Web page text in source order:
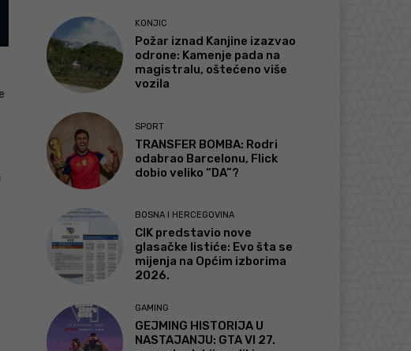
KONJIC
Požar iznad Kanjine izazvao
odrone: Kamenje pada na
magistralu, oštećeno više
vozila
SPORT
TRANSFER BOMBA: Rodri
odabrao Barcelonu, Flick
dobio veliko “DA”?
BOSNA I HERCEGOVINA
CIK predstavio nove
glasačke listiće: Evo šta se
mijenja na Općim izborima
2026.
GAMING
GEJMING HISTORIJA U
NASTAJANJU: GTA VI 27.